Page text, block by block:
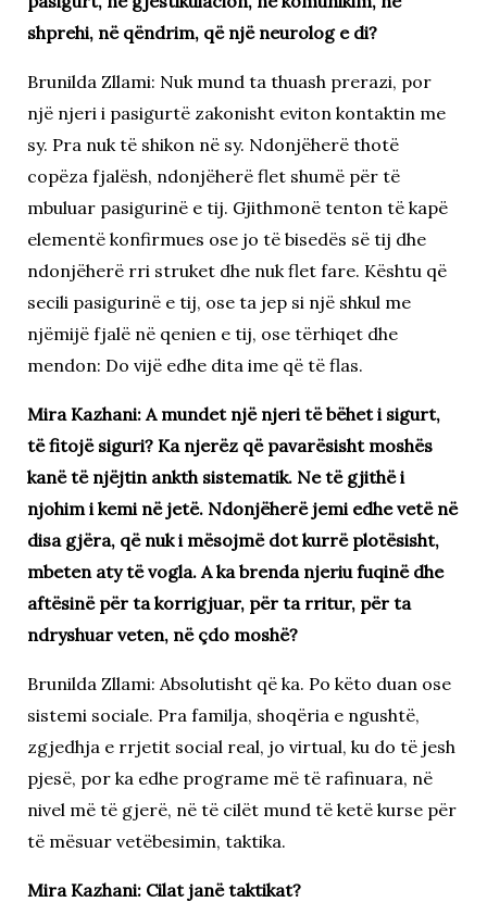
shprehi, në qëndrim, që një neurolog e di?
Brunilda Zllami: Nuk mund ta thuash prerazi, por
një njeri i pasigurtë zakonisht eviton kontaktin me
sy. Pra nuk të shikon në sy. Ndonjëherë thotë
copëza fjalësh, ndonjëherë flet shumë për të
mbuluar pasigurinë e tij. Gjithmonë tenton të kapë
elementë konfirmues ose jo të bisedës së tij dhe
ndonjëherë rri struket dhe nuk flet fare. Kështu që
secili pasigurinë e tij, ose ta jep si një shkul me
njëmijë fjalë në qenien e tij, ose tërhiqet dhe
mendon: Do vijë edhe dita ime që të flas.
Mira Kazhani: A mundet një njeri të bëhet i sigurt,
të fitojë siguri? Ka njerëz që pavarësisht moshës
kanë të njëjtin ankth sistematik. Ne të gjithë i
njohim i kemi në jetë. Ndonjëherë jemi edhe vetë në
disa gjëra, që nuk i mësojmë dot kurrë plotësisht,
mbeten aty të vogla. A ka brenda njeriu fuqinë dhe
aftësinë për ta korrigjuar, për ta rritur, për ta
ndryshuar veten, në çdo moshë?
Brunilda Zllami: Absolutisht që ka. Po këto duan ose
sistemi sociale. Pra familja, shoqëria e ngushtë,
zgjedhja e rrjetit social real, jo virtual, ku do të jesh
pjesë, por ka edhe programe më të rafinuara, në
nivel më të gjerë, në të cilët mund të ketë kurse për
të mësuar vetëbesimin, taktika.
Mira Kazhani: Cilat janë taktikat?